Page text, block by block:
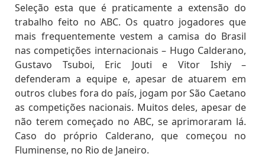
Seleção esta que é praticamente a extensão do
trabalho feito no ABC. Os quatro jogadores que
mais frequentemente vestem a camisa do Brasil
nas competições internacionais – Hugo Calderano,
Gustavo Tsuboi, Eric Jouti e Vitor Ishiy –
defenderam a equipe e, apesar de atuarem em
outros clubes fora do país, jogam por São Caetano
as competições nacionais. Muitos deles, apesar de
não terem começado no ABC, se aprimoraram lá.
Caso do próprio Calderano, que começou no
Fluminense, no Rio de Janeiro.